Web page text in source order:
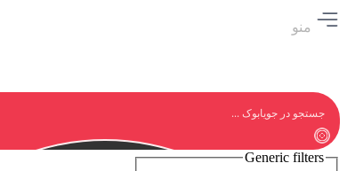
منو
Generic filters